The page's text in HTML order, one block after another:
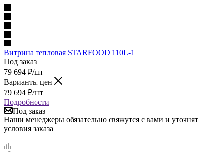
Витрина тепловая STARFOOD 110L-1
Под заказ
79 694 ₽/шт
Варианты цен
79 694 ₽/шт
Подробности
Под заказ
Наши менеджеры обязательно свяжутся с вами и уточнят
условия заказа